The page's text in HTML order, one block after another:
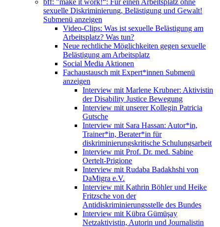
bff: "make it work!“: Für einen Arbeitsplatz ohne
sexuelle Diskriminierung, Belästigung und Gewalt!
Submenü anzeigen
Video-Clips: Was ist sexuelle Belästigung am
Arbeitsplatz? Was tun?
Neue rechtliche Möglichkeiten gegen sexuelle
Belästigung am Arbeitsplatz
Social Media Aktionen
Fachaustausch mit Expert*innen Submenü
anzeigen
Interview mit Marlene Krubner: Aktivistin
der Disability Justice Bewegung
Interview mit unserer Kollegin Patricia
Gutsche
Interview mit Sara Hassan: Autor*in,
Trainer*in, Berater*in für
diskriminierungskritische Schulungsarbeit
Interview mit Prof. Dr. med. Sabine
Oertelt-Prigione
Interview mit Rudaba Badakhshi von
DaMigra e.V.
Interview mit Kathrin Böhler und Heike
Fritzsche von der
Antidiskriminierungsstelle des Bundes
Interview mit Kübra Gümüşay
Netzaktivistin, Autorin und Journalistin